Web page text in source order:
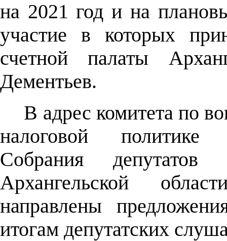
на 2021 год и на
участие в которых
счетной палаты
Дементьев.
В адрес комитета по
налоговой политике
Собрания депутатов
Архангельской
направлены
итогам депутатских